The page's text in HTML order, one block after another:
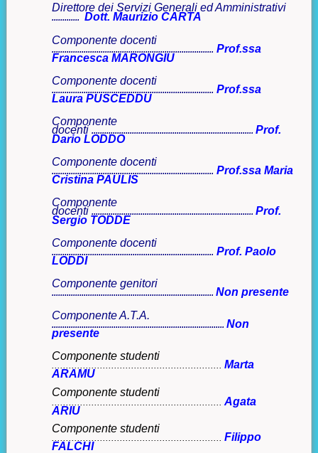
Direttore dei Servizi Generali ed Amministrativi
.............
Dott. Maurizio CARTA
Componente docenti
............................................................................ Prof.ssa
Francesca MARONGIU
Componente docenti
............................................................................ Prof.ssa
Laura PUSCEDDU
Componente
docenti ............................................................................Prof.
Dario LODDO
Componente docenti
............................................................................ Prof.ssa Maria
Cristina PAULIS
Componente
docenti ............................................................................Prof.
Sergio TODDE
Componente docenti
............................................................................ Prof. Paolo
LODDI
Componente genitori
............................................................................Non presente
Componente A.T.A.
.................................................................................Non
presente
Componente studenti
............................................................ Marta
ARAMU
Componente studenti
Agata
ARIU
Componente studenti
............................................................ Filippo
FALCHI